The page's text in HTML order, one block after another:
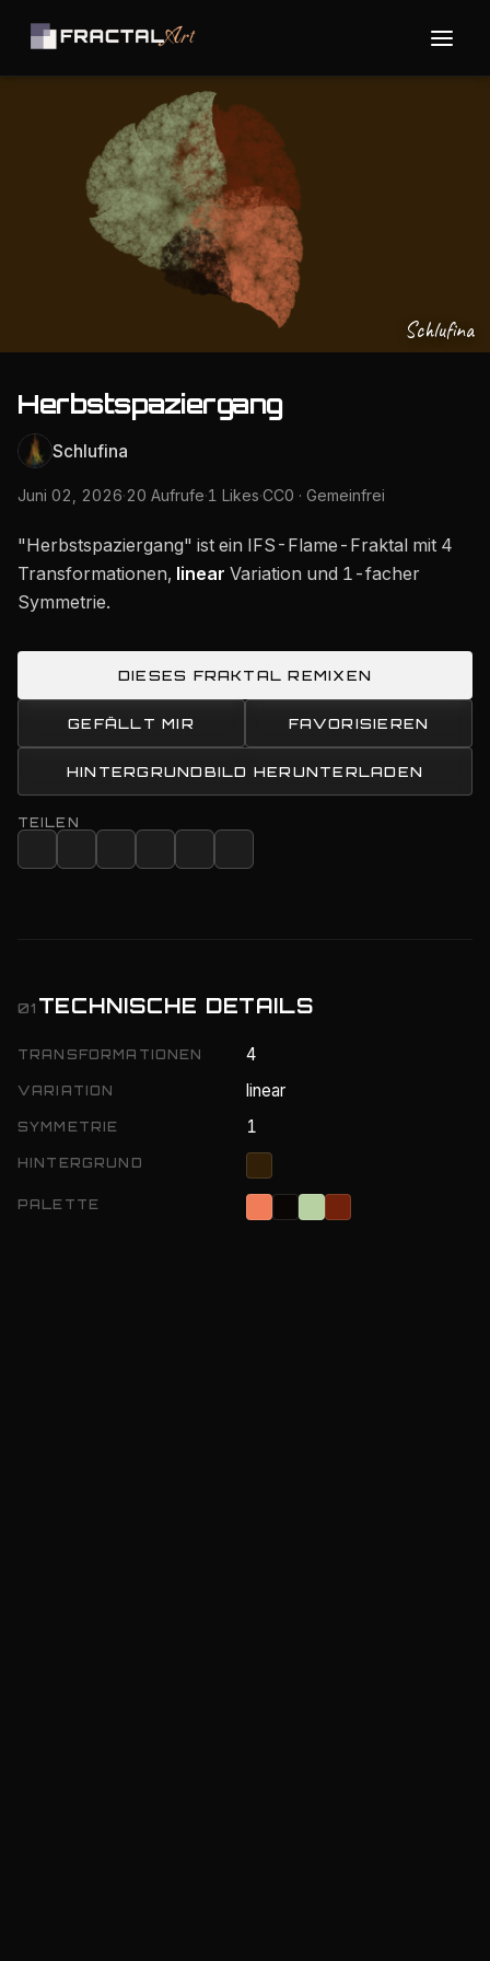
Schlufina
Herbstspaziergang
Schlufina
Juni 02, 2026·20 Aufrufe·1 Likes·CC0 · Gemeinfrei
"Herbstspaziergang" ist ein IFS-Flame-Fraktal mit 4
Transformationen, linear Variation und 1-facher
Symmetrie.
DIESES FRAKTAL REMIXEN
GEFÄLLT MIR FAVORISIEREN
HINTERGRUNDBILD HERUNTERLADEN
TEILEN
01 TECHNISCHE DETAILS
TRANSFORMATIONEN 4
VARIATION linear
SYMMETRIE 1
HINTERGRUND
PALETTE